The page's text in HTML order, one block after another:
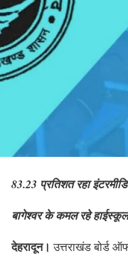
83.23 प्रतिशत रहा
बागेश्वर के कमल रहे
देहरादून। उत्तराखंड बोर्ड